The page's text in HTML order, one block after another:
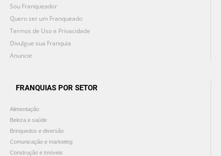
Sou Franqueador
Quero ser um Franqueado
Termos de Uso e Privacidade
Divulgue sua Franquia
Anuncie
FRANQUIAS POR SETOR
Alimentação
Beleza e saúde
Brinquedos e diversão
Comunicação e marketing
Construção e Imóveis